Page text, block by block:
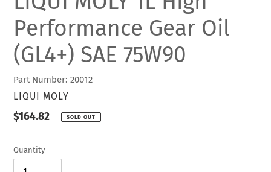
Performance Gear Oil
(GL4+) SAE 75W90
Part Number: 20012
VENDOR
LIQUI MOLY
Regular
$164.82 SOLD OUT
Quantity